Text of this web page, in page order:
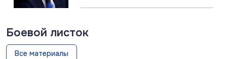
Боевой листок
Все материалы